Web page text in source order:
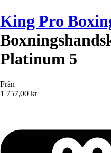
King Pro
Platinum 5
Från
1 757,00 kr